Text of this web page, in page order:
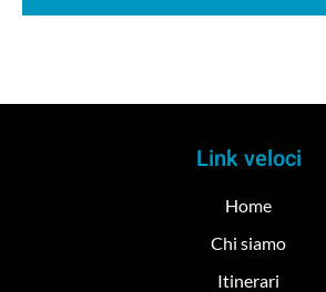
Link veloci
Home
Chi siamo
Itinerari